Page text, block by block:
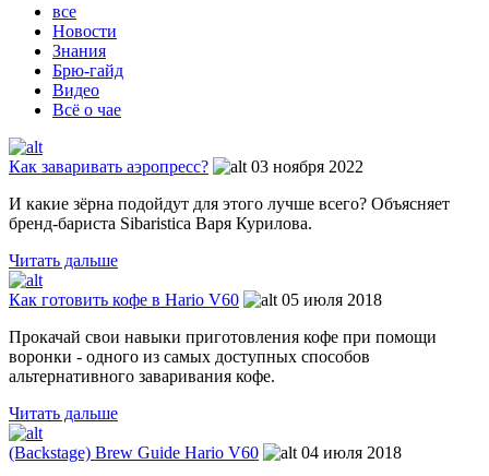
все
Новости
Знания
Брю-гайд
Видео
Всё о чае
Как заваривать аэропресс?
03 ноября 2022
И какие зёрна подойдут для этого лучше всего? Объясняет
бренд-бариста Sibaristica Варя Курилова.
Читать дальше
Как готовить кофе в Hario V60
05 июля 2018
Прокачай свои навыки приготовления кофе при помощи
воронки - одного из самых доступных способов
альтернативного заваривания кофе.
Читать дальше
(Backstage) Brew Guide Hario V60
04 июля 2018